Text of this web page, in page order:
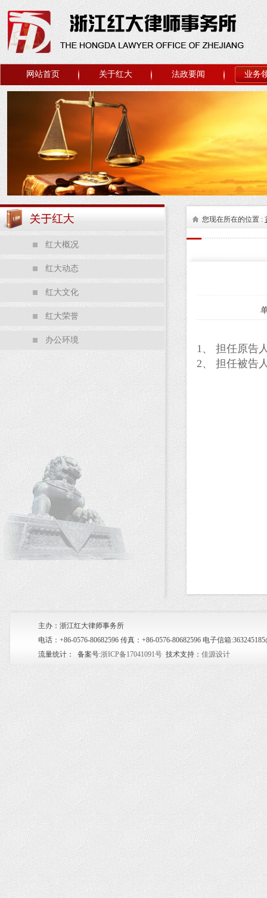
网站首页 关于红大 法政要闻 业务
红大概况
红大动态
红大文化
红大荣誉
办公环境
您现在所在的位置 :
1、
担任原告
2、 担任被告
主办：浙江红大律师事务所
电话：+86-0576-80682596 传真：+86-0576-80682596 电子信箱
流量统计：
备案号:浙ICP备17041091号技术支持： 佳源设计